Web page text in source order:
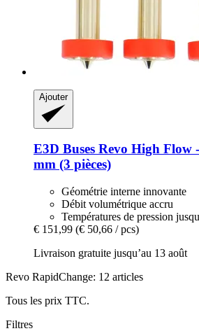
Ajouter
E3D Buses Revo High Flow
mm (3 pièces)
Géométrie interne innovante
Débit volumétrique accru
Températures de pression
€ 151,99 (€ 50,66 / pcs)
Livraison gratuite jusqu’au 13 août
Revo RapidChange: 12 articles
Tous les prix TTC.
Filtres